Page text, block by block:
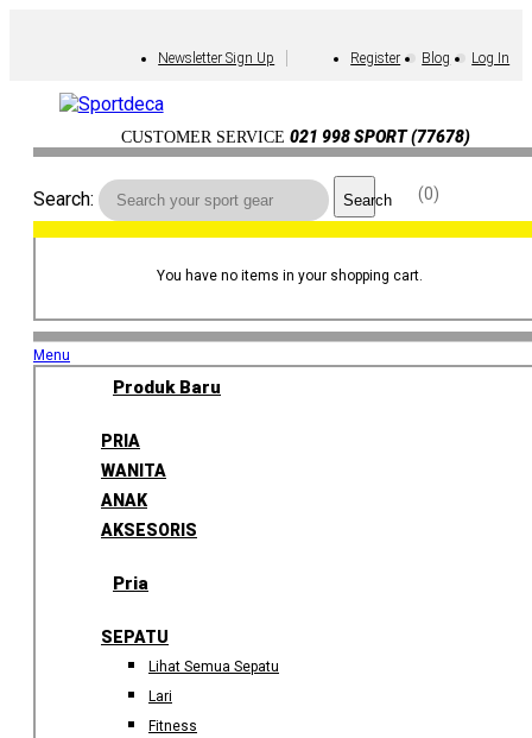
Newsletter Sign Up Register Blog Log In
CUSTOMER SERVICE 021 998 SPORT (77678)
0
Search: Search
You have no items in your shopping cart.
Menu
Produk Baru
PRIA
WANITA
ANAK
AKSESORIS
Pria
SEPATU
Lihat Semua Sepatu
Lari
Fitness